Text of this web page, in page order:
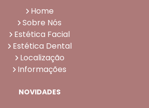
Home
Sobre Nós
Estética Facial
Estética Dental
Localização
Informações
NOVIDADES